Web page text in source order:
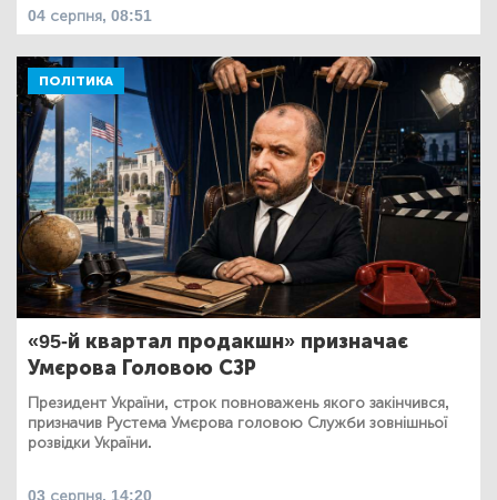
04 серпня, 08:51
ПОЛІТИКА
«95-й квартал продакшн» призначає
Умєрова Головою СЗР
Президент України, строк повноважень якого закінчився,
призначив Рустема Умєрова головою Служби зовнішньої
розвідки України.
03 серпня, 14:20